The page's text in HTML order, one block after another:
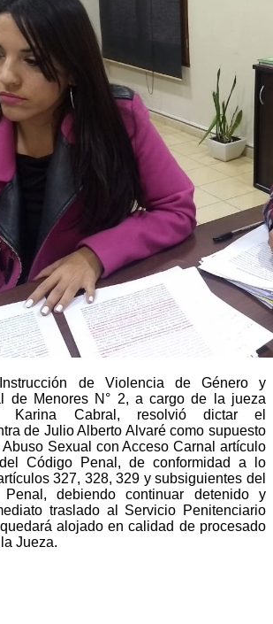
de Violencia de Género y
de Menores N° 2, a cargo de la jueza
Karina Cabral, resolvió dictar el
de Julio Alberto Alvaré como supuesto
Abuso Sexual con Acceso Carnal artículo
Código Penal, de conformidad a lo
327, 328, 329 y subsiguientes del
debiendo continuar detenido y
traslado al Servicio Penitenciario
alojado en calidad de procesado
Jueza.